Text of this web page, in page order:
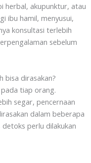
herbal, akupunktur, atau
ibu hamil, menyusui,
konsultasi terlebih
sebelum
bisa dirasakan?
tiap orang.
segar, pencernaan
dalam beberapa
perlu dilakukan